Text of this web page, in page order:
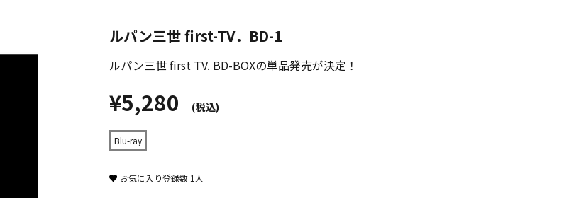
ルパン三世 first-TV．BD-1
ルパン三世 first TV. BD-BOXの単品発売が決定！
¥5,280 (税込)
Blu-ray
お気に入り登録数 1 人